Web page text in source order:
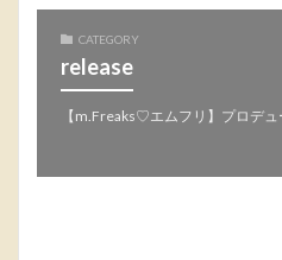
CATEGORY
release
【m.Freaks♡エムフリ】プロデュ